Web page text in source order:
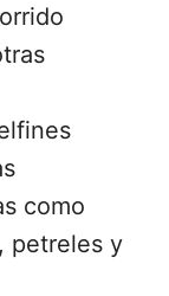
como
petreles y